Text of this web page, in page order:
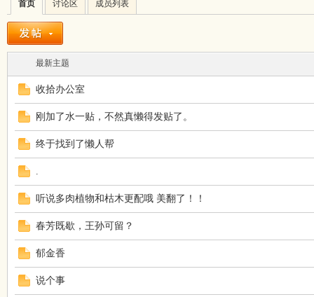
首页 讨论区 成员列表
最新主题
收拾办公室
刚加了水一贴，不然真懒得发贴了。
终于找到了懒人帮
.
听说多肉植物和枯木更配哦 美翻了！！
春芳既歇，王孙可留？
郁金香
说个事